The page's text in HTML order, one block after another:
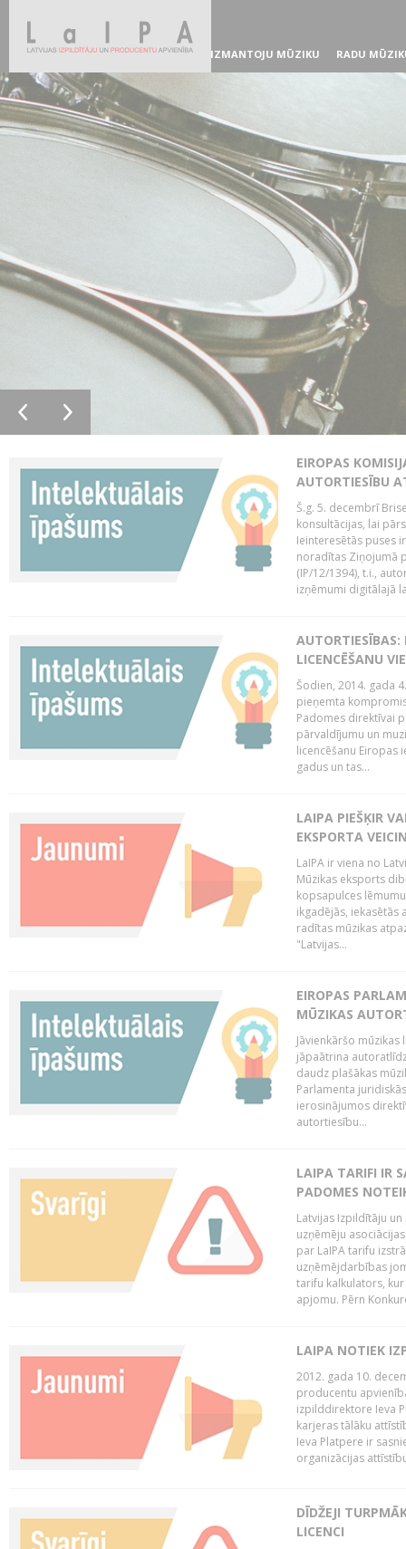
IZMANTOJU MŪZIKU RADU
EIROPAS
AUTORTIESĪBU
Š.g. 5. decembrī
konsultācijas, lai
Ieinteresētās puses
noradītas Ziņojumā
(IP/12/1394), t.i.,
izņēmumi digitālajā
AUTORTIESĪBAS:
LICENCĒŠANU
Šodien, 2014. gada
pieņemta
Padomes direktīvai
pārvaldījumu un
licencēšanu Eiropas
gadus un tas...
LAIPA PIEŠĶIR
EKSPORTA
LaIPA ir viena no
Mūzikas eksports
kopsapulces
ikgadējās, iekasētās
radītas mūzikas
"Latvijas...
EIROPAS
MŪZIKAS
Jāvienkāršo
jāpaātrina
daudz plašākas
Parlamenta
ierosinājumos
autortiesību...
LAIPA TARIFI IR
PADOMES
Latvijas Izpildītāju
uzņēmēju
par LaIPA tarifu
uzņēmējdarbības
tarifu kalkulators,
apjomu. Pērn
LAIPA NOTIEK
2012. gada 10.
producentu
izpilddirektore Ieva
karjeras tālāku
Ieva Platpere ir
organizācijas
DĪDŽEJI
LICENCI